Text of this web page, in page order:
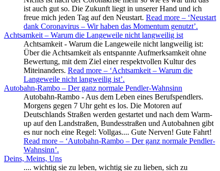
ist auch gut so. Die Zukunft liegt in unserer Hand und ich
freue mich jeden Tag auf den Neustart. Read more – ‘Neustart
dank Coronavirus – Wir haben das Momentum genutzt’.
Achtsamkeit – Warum die Langeweile nicht langweilig ist
Achtsamkeit - Warum die Langeweile nicht langweilig ist:
Über die Achtsamkeit als entspannte Aufmerksamkeit ohne
Bewertung, mit dem Ziel einer respektvollen Kultur des
Miteinanders. Read more – ‘Achtsamkeit – Warum die
Langeweile nicht langweilig ist’.
Autobahn-Rambo – Der ganz normale Pendler-Wahnsinn
Autobahn-Rambo - Aus dem Leben eines Berufspendlers.
Morgens gegen 7 Uhr geht es los. Die Motoren auf
Deutschlands Straßen werden gestartet und nach dem Warm-
up auf den Landstraßen, Bundesstraßen und Autobahnen gibt
es nur noch eine Regel: Vollgas.... Gute Nerven! Gute Fahrt!
Read more – ‘Autobahn-Rambo – Der ganz normale Pendler-
Wahnsinn’.
Deins, Meins, Uns
.... wichtig sie zu leben, wichtig sie zu lieben, sich zu